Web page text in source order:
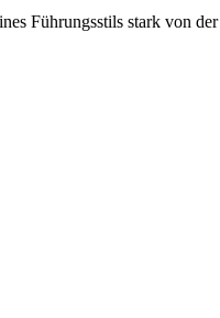
Führungsstils stark von